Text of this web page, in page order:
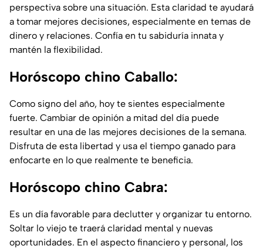
perspectiva sobre una situación. Esta claridad te ayudará
a tomar mejores decisiones, especialmente en temas de
dinero y relaciones. Confía en tu sabiduría innata y
mantén la flexibilidad.
Horóscopo chino Caballo:
Como signo del año, hoy te sientes especialmente
fuerte. Cambiar de opinión a mitad del día puede
resultar en una de las mejores decisiones de la semana.
Disfruta de esta libertad y usa el tiempo ganado para
enfocarte en lo que realmente te beneficia.
Horóscopo chino Cabra:
Es un día favorable para declutter y organizar tu entorno.
Soltar lo viejo te traerá claridad mental y nuevas
oportunidades. En el aspecto financiero y personal, los